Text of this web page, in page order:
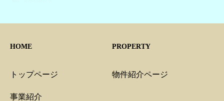
HOME
トップページ
事業紹介
PROPERTY
物件紹介ページ